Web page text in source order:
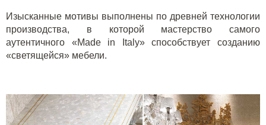
Изысканные мотивы выполнены по древней технологии
производства, в которой мастерство самого
аутентичного «Made in Italy» способствует созданию
«светящейся» мебели.